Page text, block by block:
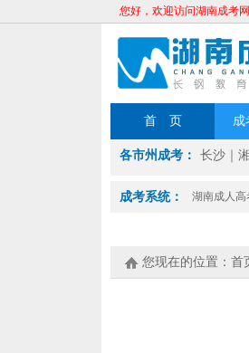
您好，欢迎访问湖南成考网
首 页 成
各市州成考： 长沙
成考系统： 湖南成人
您现在的位置： 首